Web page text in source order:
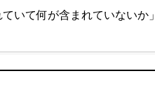
いて何が含まれていないか